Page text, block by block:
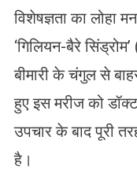
विशेषज्ञता का लोहा
‘गिलियन-बैरे
बीमारी के चंगुल से
हुए इस मरीज को
उपचार के बाद पूरी
है।